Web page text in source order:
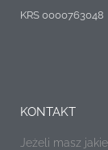
KRS 0000763048
KONTAKT
Jeżeli masz